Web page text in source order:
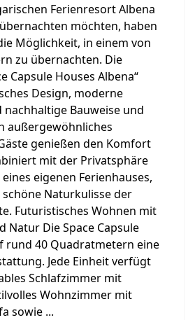
Ferienresort Albena
möchten, haben
Möglichkeit, in einem von
zu übernachten. Die
Capsule Houses Albena“
Design, moderne
Bauweise und
außergewöhnliches
genießen den Komfort
mit der Privatsphäre
eigenen Ferienhauses,
Naturkulisse der
Futuristisches Wohnen mit
Natur Die Space Capsule
rund 40 Quadratmetern eine
Jede Einheit verfügt
Schlafzimmer mit
Wohnzimmer mit
sowie ...